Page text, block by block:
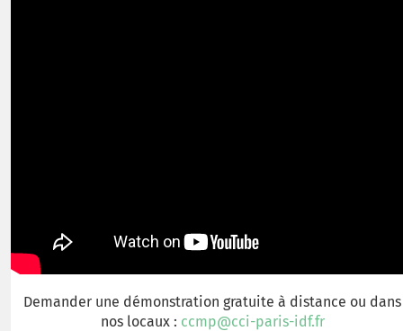
Demander une démonstration gratuite à distance ou dans
nos locaux : ccmp@cci-paris-idf.fr